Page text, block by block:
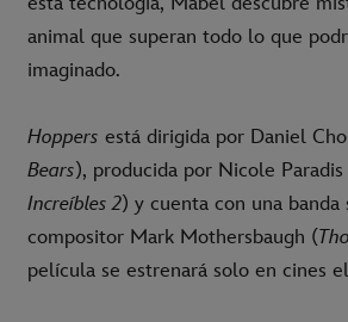
animal que superan todo lo que
imaginado.
Hoppers está dirigida por Daniel
Bears), producida por Nicole
Increíbles 2) y cuenta con una
compositor Mark Mothersbaugh (
película se estrenará solo en cines